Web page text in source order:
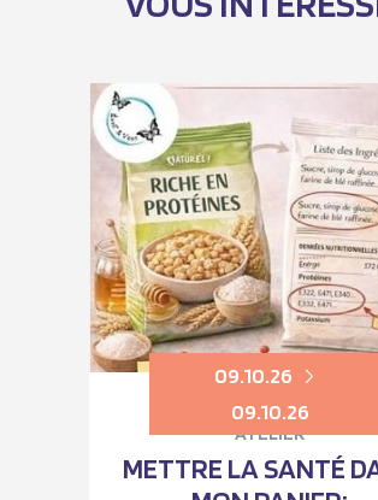
09.10.26
09.10.26
ATELIER
METTRE LA SANTÉ